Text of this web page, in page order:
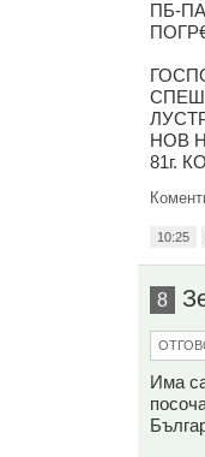
ПБ-
НОВ
81г.
10:25
8
Има